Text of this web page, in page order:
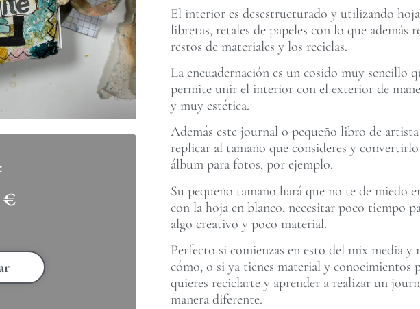
€
El interior es desestructurado y utilizando
libretas, retales de papeles con lo que además
restos de materiales y los reciclas.
La encuadernación es un cosido muy sencillo
permite unir el interior con el exterior de
y muy estética.
Además este journal o pequeño libro de
replicar al tamaño que consideres y
álbum para fotos, por ejemplo.
Su pequeño tamaño hará que no te de miedo
con la hoja en blanco, necesitar poco tiempo
algo creativo y poco material.
Perfecto si comienzas en esto del mix media y
cómo, o si ya tienes material y conocimientos
quieres reciclarte y aprender a realizar un
manera diferente.